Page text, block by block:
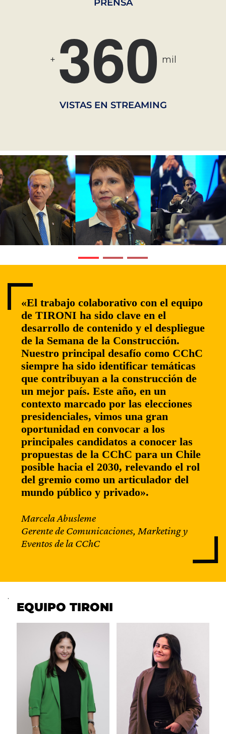
PRENSA
+ 360 mil
VISTAS EN STREAMING
«El trabajo colaborativo con el equipo
de TIRONI ha sido clave en el
desarrollo de contenido y el despliegue
de la Semana de la Construcción.
Nuestro principal desafío como CChC
siempre ha sido identificar temáticas
que contribuyan a la construcción de
un mejor país. Este año, en un
contexto marcado por las elecciones
presidenciales, vimos una gran
oportunidad en convocar a los
principales candidatos a conocer las
propuestas de la CChC para un Chile
posible hacia el 2030, relevando el rol
del gremio como un articulador del
mundo público y privado».
Marcela Abusleme
Gerente de Comunicaciones, Marketing y
Eventos de la CChC
.
EQUIPO TIRONI